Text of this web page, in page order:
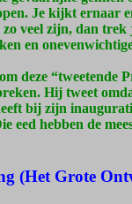
Je kijkt ernaar
veel zijn, dan
en
deze “tweetende
Hij tweet
bij zijn
eed hebben de
(Het Grote